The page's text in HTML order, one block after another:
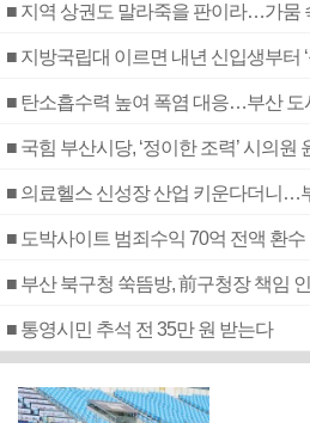
■ 지역 상권도 말라죽을 판이라…가뭄
■ 지방국립대 이르면 내년 신입생부터
■ 탄소흡수력 높여 폭염 대응…부산 도
■ 의료헬스 신성장 산업 키운다더니…
■ 도박사이트 범죄수익 70억 전액 환수
■ 부산 북구청 쑥뜸방, 前구청장 책임
■ 통영시민 추석 전 35만 원 받는다